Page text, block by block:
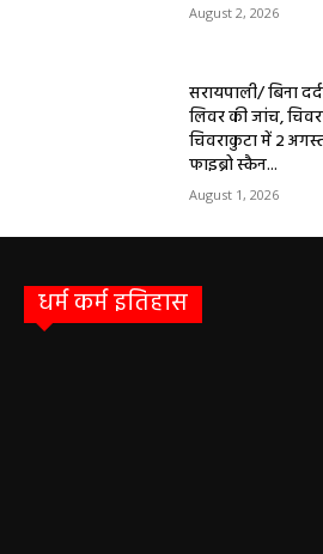
August 2, 2026
सरायपाली/ बिना
लिवर की जांच,
चिवराकुटा में 2
फाइब्रो स्कैन...
August 1, 2026
धर्म कर्म इतिहास